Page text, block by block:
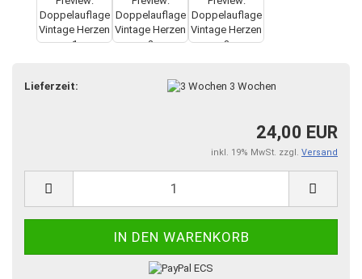
Lieferzeit: 3 Wochen
24,00 EUR
inkl. 19% MwSt. zzgl. Versand